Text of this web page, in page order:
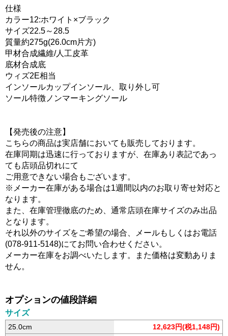
仕様
カラー12:ホワイト×ブラック
サイズ22.5～28.5
質量約275g(26.0cm片方)
甲材合成繊維/人工皮革
底材合成底
ウィズ2E相当
インソールカップインソール、取り外し可
ソール特徴ノンマーキングソール
【発売後の注意】
こちらの商品は実店舗においても販売しております。
在庫同期は迅速に行っておりますが、在庫あり表記であっ
ても店頭品切れにて
ご用意できない場合もございます。
※メーカー在庫がある場合は1週間以内のお取り寄せ対応と
なります。
また、在庫管理徹底のため、通常店頭在庫サイズのみ出品
となります。
それ以外のサイズをご希望の場合、メールもしくはお電話
(078-911-5148)にてお問い合わせください。
メーカー在庫をお調べいたします。また価格は変動ありま
せん。
オプションの値段詳細
サイズ
25.0cm
12,623円(税1,148円)